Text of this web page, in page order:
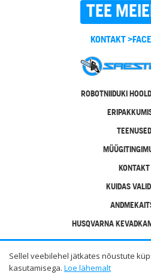
Sellel veebilehel jätkates nõustute
kasutamisega. Loe lähemalt
TEE
KONTAKT >
ROBOTNIIDUKI
TEENUSED
KONTAKT
KUIDAS
HUSQVARNA
VARAKEVADINE
Copyright © 2026 Saestuudio.ee,